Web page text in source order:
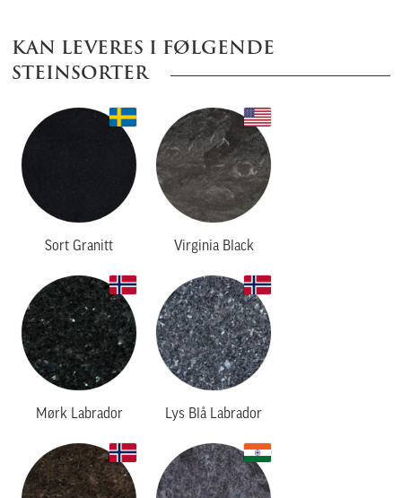
KAN LEVERES I FØLGENDE
STEINSORTER
Sort Granitt Virginia Black
Mørk Labrador Lys Blå Labrador